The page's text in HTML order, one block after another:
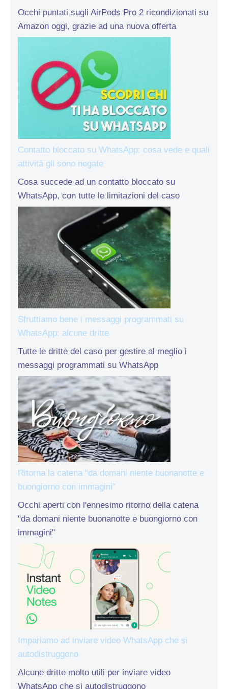
Occhi puntati sugli AirPods Pro 2 ricondizionati su
Amazon oggi, grazie ad una nuova offerta
Contatto bloccato su WhatsApp: cosa vede e quali
attività gli sono negate
Cosa succede ad un contatto bloccato su
WhatsApp, con tutte le limitazioni del caso
Sfruttiamo bene i messaggi programmati su
WhatsApp: alcune dritte
Tutte le dritte del caso per gestire al meglio i
messaggi programmati su WhatsApp
Ritorna la catena “da domani niente buonanotte e
buongiorno con immagini”
Occhi aperti con l'ennesimo ritorno della catena
"da domani niente buonanotte e buongiorno con
immagini"
Impariamo ad inviare video WhatsApp che si
autodistruggono
Alcune dritte molto utili per inviare video
WhatsApp che si autodistruggono